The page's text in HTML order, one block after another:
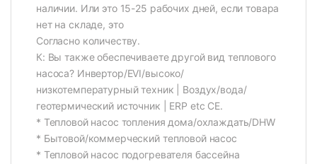
наличии. Или это 15-25 рабочих дней, если товара
нет на складе, это
Согласно количеству.
К: Вы также обеспечиваете другой вид теплового
насоса? Инвертор/EVI/высоко/
низкотемпературный техник | Воздух/вода/
геотермический источник | ERP etc CE.
* Тепловой насос топления дома/охлаждать/DHW
* Бытовой/коммерческий тепловой насос
* Тепловой насос подогревателя бассейна